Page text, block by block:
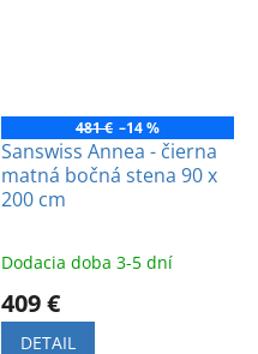
481 € –14 %
Sanswiss Annea - čierna
matná bočná stena 90 x
200 cm
Dodacia doba 3-5 dní
409 €
DETAIL